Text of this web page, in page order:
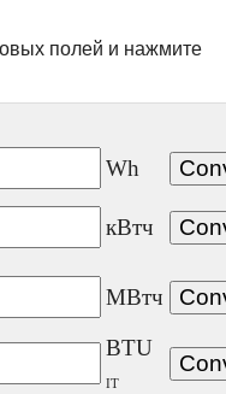
полей и нажмите
Wh
кВтч
МВтч
BTU
IT